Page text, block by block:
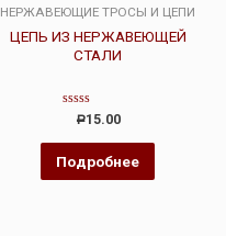
НЕРЖАВЕЮЩИЕ ТРОСЫ И ЦЕПИ
ЦЕПЬ ИЗ НЕРЖАВЕЮЩЕЙ
СТАЛИ
Оценка
из
Р15.00
Подробнее